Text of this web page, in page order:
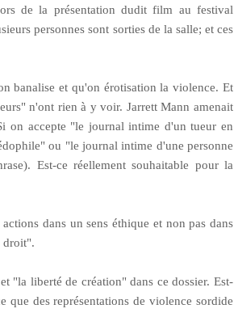
de la présentation dudit film au festival
personnes sont sorties de la salle; et ces
banalise et qu'on érotisation la violence. Et
n'ont rien à y voir. Jarrett Mann amenait
on accepte "le journal intime d'un tueur en
ou "le journal intime d'une personne
Est-ce réellement souhaitable pour la
dans un sens éthique et non pas dans
droit".
"la liberté de création" dans ce dossier. Est-
que des représentations de violence sordide